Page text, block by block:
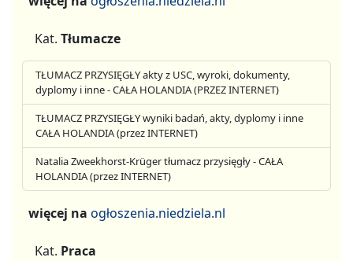
Kat. Tłumacze
TŁUMACZ PRZYSIĘGŁY akty z USC, wyroki, dokumenty,
dyplomy i inne - CAŁA HOLANDIA (PRZEZ INTERNET)
TŁUMACZ PRZYSIĘGŁY wyniki badań, akty, dyplomy i inne
CAŁA HOLANDIA (przez INTERNET)
Natalia Zweekhorst-Krüger tłumacz przysięgły - CAŁA
HOLANDIA (przez INTERNET)
więcej na ogłoszenia.niedziela.nl
Kat. Praca